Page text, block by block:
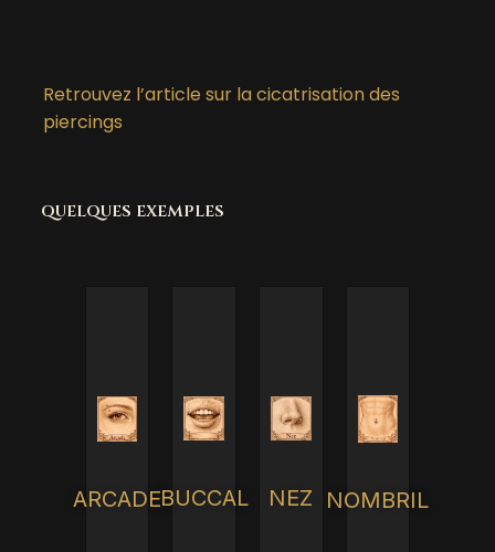
Retrouvez l’article sur la cicatrisation des
piercings
quelques exemples
NOMBRIL
NEZ
BUCCAL
ARCADE